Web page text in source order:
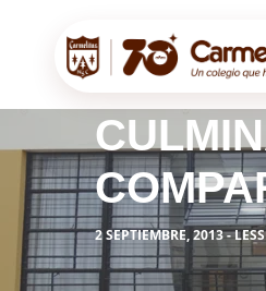
2 SEPTIEMBRE, 2013 -